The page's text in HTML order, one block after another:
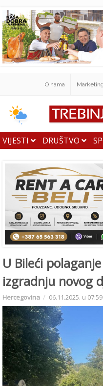
O nama Marketing
VIJESTI DRUŠTVO
U Bileći
izgradnju novog
Hercegovina 06.11.2025. u 07:59